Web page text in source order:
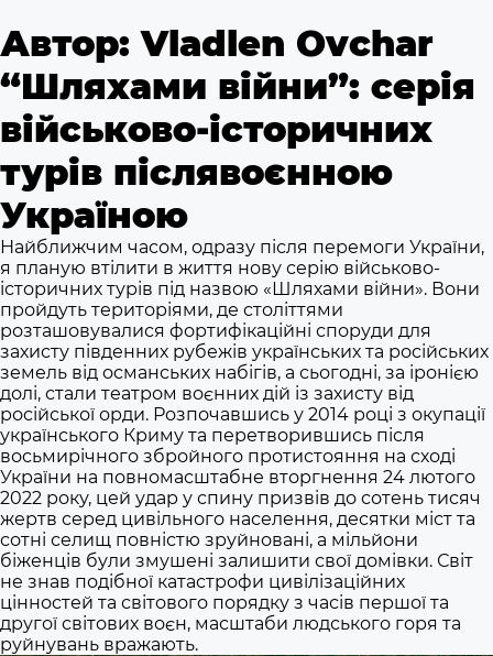
Автор:Vladlen Ovchar
“Шляхами війни”: серія
військово-історичних
турів післявоєнною
Україною
Найближчим часом, одразу після перемоги України,
я планую втілити в життя нову серію військово-
історичних турів під назвою «Шляхами війни». Вони
пройдуть територіями, де століттями
розташовувалися фортифікаційні споруди для
захисту південних рубежів українських та російських
земель від османських набігів, а сьогодні, за іронією
долі, стали театром воєнних дій із захисту від
російської орди. Розпочавшись у 2014 році з окупації
українського Криму та перетворившись після
восьмирічного збройного протистояння на сході
України на повномасштабне вторгнення 24 лютого
2022 року, цей удар у спину призвів до сотень тисяч
жертв серед цивільного населення, десятки міст та
сотні селищ повністю зруйновані, а мільйони
біженців були змушені залишити свої домівки. Світ
не знав подібної катастрофи цивілізаційних
цінностей та світового порядку з часів першої та
другої світових воєн, масштаби людського горя та
руйнувань вражають.